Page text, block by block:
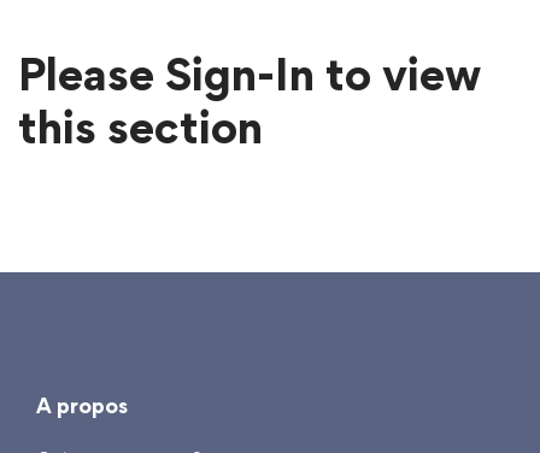
Please Sign-In to view
this section
A propos